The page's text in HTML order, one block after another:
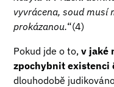
vyvrácena, soud musí
prokázanou.“(4)
Pokud jde o to,v jaké
zpochybnit existenci
dlouhodobě